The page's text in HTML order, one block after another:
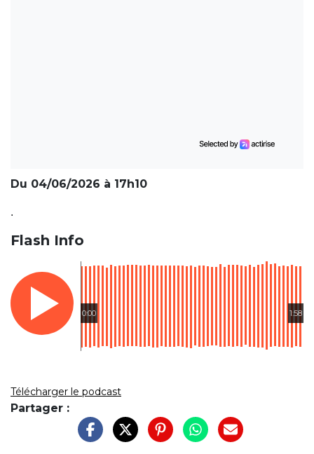
Du 04/06/2026 à 17h10
.
Flash Info
0:00 1:58
Télécharger le podcast
Partager :